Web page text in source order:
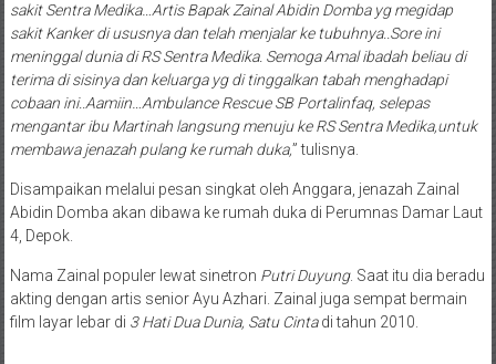
sakit Sentra Medika…Artis Bapak Zainal Abidin Domba yg megidap
sakit Kanker di ususnya dan telah menjalar ke tubuhnya..Sore ini
meninggal dunia di RS Sentra Medika. Semoga Amal ibadah beliau di
terima di sisinya dan keluarga yg di tinggalkan tabah menghadapi
cobaan ini..Aamiin…Ambulance Rescue SB Portalinfaq, selepas
mengantar ibu Martinah langsung menuju ke RS Sentra Medika,untuk
membawa jenazah pulang ke rumah duka,” tulisnya.
Disampaikan melalui pesan singkat oleh Anggara, jenazah Zainal
Abidin Domba akan dibawa ke rumah duka di Perumnas Damar Laut
4, Depok.
Nama Zainal populer lewat sinetron Putri Duyung. Saat itu dia beradu
akting dengan artis senior Ayu Azhari. Zainal juga sempat bermain
film layar lebar di 3 Hati Dua Dunia, Satu Cintadi tahun 2010.